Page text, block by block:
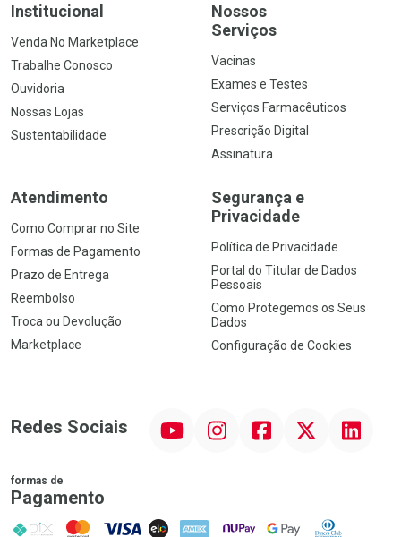
Institucional
Venda No Marketplace
Trabalhe Conosco
Ouvidoria
Nossas Lojas
Sustentabilidade
Nossos
Serviços
Vacinas
Exames e Testes
Serviços Farmacêuticos
Prescrição Digital
Assinatura
Atendimento
Como Comprar no Site
Formas de Pagamento
Prazo de Entrega
Reembolso
Troca ou Devolução
Marketplace
Segurança e
Privacidade
Política de Privacidade
Portal do Titular de Dados
Pessoais
Como Protegemos os Seus
Dados
Configuração de Cookies
Redes Sociais InstagramFacebook Linkedin
formas de
Pagamento
PIX MasterCard
VISA ELO AMEX NuPay Google PayDiners Club